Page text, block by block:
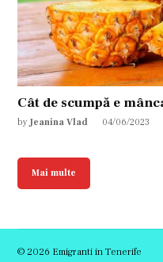
Cât de scumpă e
by Jeanina Vlad 04/06/2023
Mai multe
© 2026 Emigranti in Tenerife